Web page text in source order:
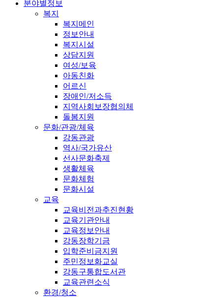
분야별정보
복지
복지메인
정보안내
복지시설
상담지원
여성/보육
아동친화
어르신
장애인/저소득
지역사회보장협의체
돌봄지원
문화/관광/체육
강동관광
역사/국가유산
선사문화축제
생활체육
문화체험
문화시설
교육
교육비전과추진현황
교육기관안내
교육정보안내
강동장학기금
입학준비금지원
주민정보화교실
강동구통합도서관
교육관련소식
환경/청소